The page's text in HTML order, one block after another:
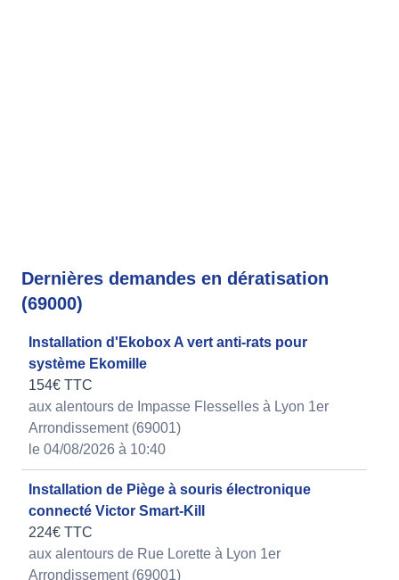
Dernières demandes en dératisation
(69000)
Installation d'Ekobox A vert anti-rats pour
système Ekomille
154€ TTC
aux alentours de Impasse Flesselles à Lyon 1er
Arrondissement (69001)
le 04/08/2026 à 10:40
Installation de Piège à souris électronique
connecté Victor Smart-Kill
224€ TTC
aux alentours de Rue Lorette à Lyon 1er
Arrondissement (69001)